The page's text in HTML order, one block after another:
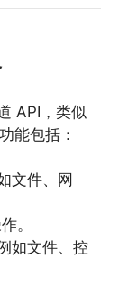
API，类似
能包括：
文件、网
。
如文件、控